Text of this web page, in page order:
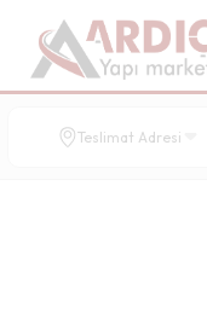
Teslimat Adresi